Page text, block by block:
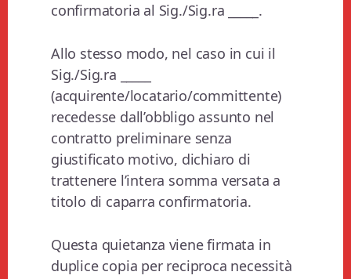
confirmatoria al Sig./Sig.ra _____.
Allo stesso modo, nel caso in cui il
Sig./Sig.ra _____
(acquirente/locatario/committente)
recedesse dall’obbligo assunto nel
contratto preliminare senza
giustificato motivo, dichiaro di
trattenere l’intera somma versata a
titolo di caparra confirmatoria.
Questa quietanza viene firmata in
duplice copia per reciproca necessità